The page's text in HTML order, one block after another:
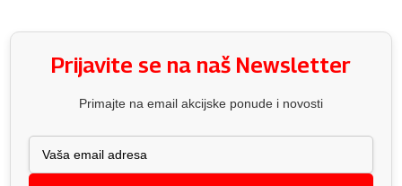
Prijavite se na naš Newsletter
Primajte na email akcijske ponude i novosti